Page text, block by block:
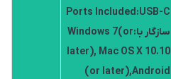
Ports Included:USB-C
سازگار با:Windows 7(or
later), Mac OS X 10.10
(or later),Android